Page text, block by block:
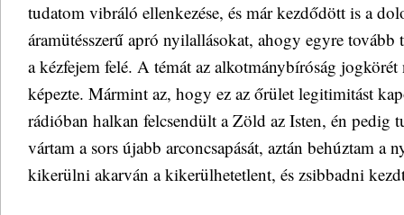
tudatom vibráló ellenkezése, és már kezdődött is a
áramütésszerű apró nyilallásokat, ahogy egyre
a kézfejem felé. A témát az alkotmánybíróság
képezte. Mármint az, hogy ez az őrület legitimitást
rádióban halkan felcsendült a Zöld az Isten, én pedig
vártam a sors újabb arconcsapását, aztán behúztam a
kikerülni akarván a kikerülhetetlent, és zsibbadni